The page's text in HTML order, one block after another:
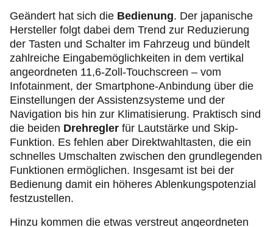
Geändert hat sich die Bedienung. Der japanische
Hersteller folgt dabei dem Trend zur Reduzierung
der Tasten und Schalter im Fahrzeug und bündelt
zahlreiche Eingabemöglichkeiten in dem vertikal
angeordneten 11,6-Zoll-Touchscreen – vom
Infotainment, der Smartphone-Anbindung über die
Einstellungen der Assistenzsysteme und der
Navigation bis hin zur Klimatisierung. Praktisch sind
die beiden Drehregler für Lautstärke und Skip-
Funktion. Es fehlen aber Direktwahltasten, die ein
schnelles Umschalten zwischen den grundlegenden
Funktionen ermöglichen. Insgesamt ist bei der
Bedienung damit ein höheres Ablenkungspotenzial
festzustellen.
Hinzu kommen die etwas verstreut angeordneten